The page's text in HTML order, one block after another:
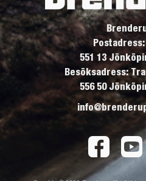
Postadress:
551 13
Besöksadress:
556 50